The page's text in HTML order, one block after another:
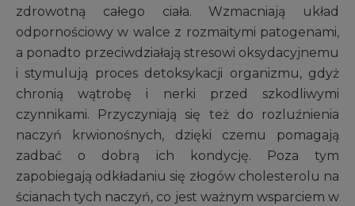
zdrowotną całego ciała. Wzmacniają układ
odpornościowy w walce z rozmaitymi patogenami,
a ponadto przeciwdziałają stresowi oksydacyjnemu
i stymulują proces detoksykacji organizmu, gdyż
chronią wątrobę i nerki przed szkodliwymi
czynnikami. Przyczyniają się też do rozluźnienia
naczyń krwionośnych, dzięki czemu pomagają
zadbać o dobrą ich kondycję. Poza tym
zapobiegają odkładaniu się złogów cholesterolu na
ścianach tych naczyń, co jest ważnym wsparciem w